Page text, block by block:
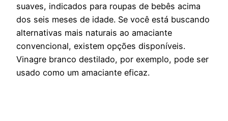
suaves, indicados para roupas de bebês acima
dos seis meses de idade. Se você está buscando
alternativas mais naturais ao amaciante
convencional, existem opções disponíveis.
Vinagre branco destilado, por exemplo, pode ser
usado como um amaciante eficaz.